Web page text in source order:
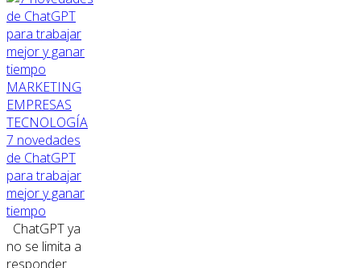
MARKETING
EMPRESAS
TECNOLOGÍA
7 novedades
de ChatGPT
para trabajar
mejor y ganar
tiempo
ChatGPT ya
no se limita a
responder